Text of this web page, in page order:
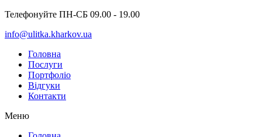
Телефонуйте ПН-СБ 09.00 - 19.00
info@ulitka.kharkov.ua
Головна
Послуги
Портфоліо
Відгуки
Контакти
Меню